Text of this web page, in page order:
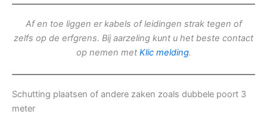
Af en toe liggen er kabels of leidingen strak tegen of
zelfs op de erfgrens. Bij aarzeling kunt u het beste contact
op nemen met Klic melding.
Schutting plaatsen of andere zaken zoals dubbele poort 3
meter